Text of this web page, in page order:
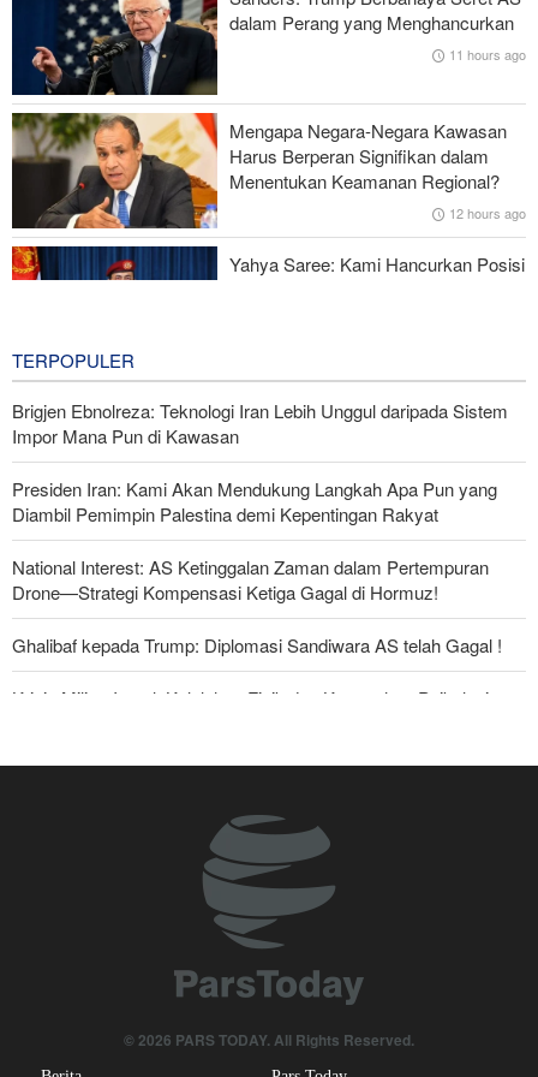
Survei Reuters: Perang dengan Iran Faktor Penyebab
Ketidakstabilan Harga BBM di AS
Serangan Iran Sebabkan Lebih dari 700 Tentara AS Geger Otak
Gagal dalam Perang dengan Iran, Dua Pejabat Senior Mossad
Dipecat
dalam Perang yang Menghancurkan
11 hours ago
Mengapa Negara-Negara Kawasan
Harus Berperan Signifikan dalam
Menentukan Keamanan Regional?
12 hours ago
Yahya Saree: Kami Hancurkan Posisi
TERPOPULER
Brigjen Ebnolreza: Teknologi Iran Lebih Unggul daripada Sistem
Impor Mana Pun di Kawasan
Presiden Iran: Kami Akan Mendukung Langkah Apa Pun yang
Diambil Pemimpin Palestina demi Kepentingan Rakyat
National Interest: AS Ketinggalan Zaman dalam Pertempuran
Drone—Strategi Kompensasi Ketiga Gagal di Hormuz!
Ghalibaf kepada Trump: Diplomasi Sandiwara AS telah Gagal !
Krisis Militer Israel; Kelelahan Fisik dan Keruntuhan Psikologis
Foreign Policy: Riyadh Terjepit di Antara Iran dan Ansarullah,
Yahya Saree: Kami Hancurkan Posisi Pasukan Bayaran Saudi
dengan Rudal Balistik dan Drone
Brigjen Akrami Nia: Artesh dalam Kondisi Siaga Penuh
Anggota Kongres AS Khawatirkan Dampak Menipisnya Rudal
© 2026 PARS TODAY. All Rights Reserved.